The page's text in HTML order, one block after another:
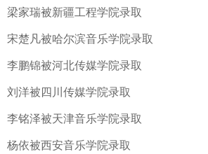
梁家瑞被新疆工程学院录取
宋楚凡被哈尔滨音乐学院录取
李鹏锦被河北传媒学院录取
刘洋被四川传媒学院录取
李铭泽被天津音乐学院录取
杨依被西安音乐学院录取